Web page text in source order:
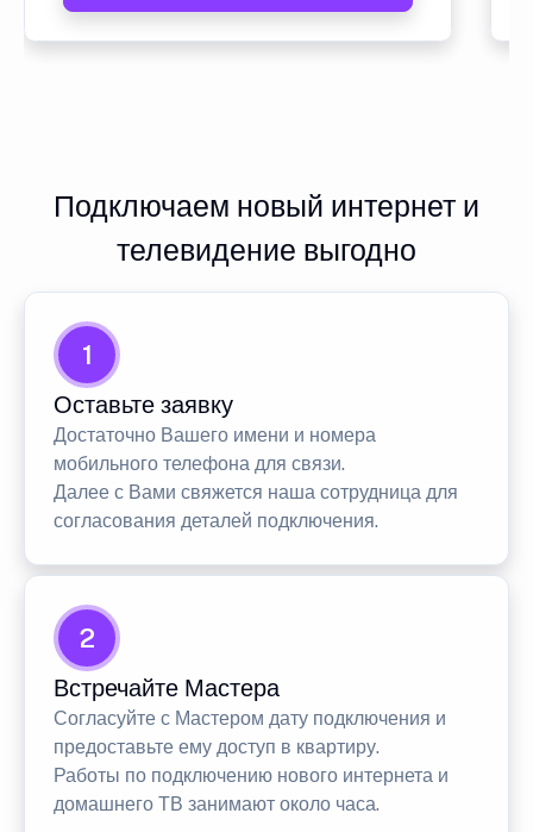
Подключаем новый интернет и
телевидение выгодно
1
Оставьте заявку
Достаточно Вашего имени и номера
мобильного телефона для связи.
Далее с Вами свяжется наша сотрудница для
согласования деталей подключения.
2
Встречайте Мастера
Согласуйте с Мастером дату подключения и
предоставьте ему доступ в квартиру.
Работы по подключению нового интернета и
домашнего ТВ занимают около часа.